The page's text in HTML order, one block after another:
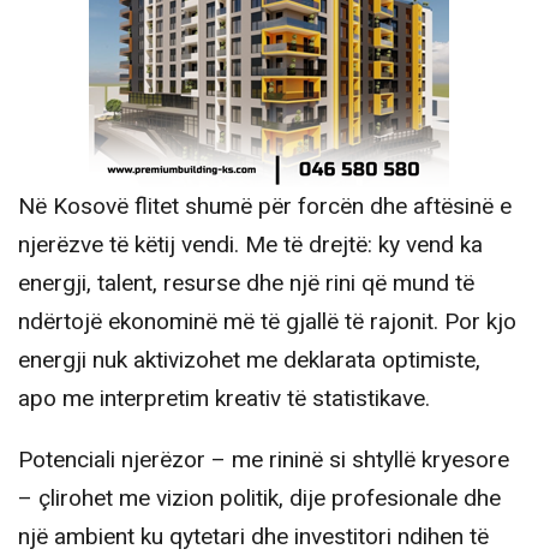
Në Kosovë flitet shumë për forcën dhe aftësinë e
njerëzve të këtij vendi. Me të drejtë: ky vend ka
energji, talent, resurse dhe një rini që mund të
ndërtojë ekonominë më të gjallë të rajonit. Por kjo
energji nuk aktivizohet me deklarata optimiste,
apo me interpretim kreativ të statistikave.
Potenciali njerëzor – me rininë si shtyllë kryesore
– çlirohet me vizion politik, dije profesionale dhe
një ambient ku qytetari dhe investitori ndihen të